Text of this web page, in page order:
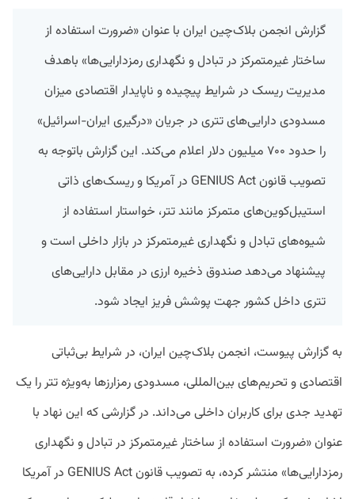
گزارش انجمن بلاک‌چین ایران با عنوان «ضرورت استفاده از
ساختار غیرمتمرکز در تبادل و نگهداری رمزدارایی‌ها» باهدف
مدیریت ریسک در شرایط پیچیده و ناپایدار اقتصادی میزان
مسدودی دارایی‌های تتری در جریان «درگیری ایران-اسرائیل»
را حدود ۷۰۰ میلیون دلار اعلام می‌کند. این گزارش باتوجه به
تصویب قانون GENIUS Act در آمریکا و ریسک‌های ذاتی
استیبل‌کوین‌های متمرکز مانند تتر، خواستار استفاده از
شیوه‌های تبادل و نگهداری غیرمتمرکز در بازار داخلی است و
پیشنهاد می‌دهد صندوق ذخیره ارزی در مقابل دارایی‌های
تتری داخل کشور جهت پوشش فریز ایجاد شود.
به گزارش پیوست، انجمن بلاک‌چین ایران، در شرایط بی‌ثباتی
اقتصادی و تحریم‌های بین‌المللی، مسدودی رمزارزها به‌ویژه تتر را یک
تهدید جدی برای کاربران داخلی می‌داند. در گزارشی که این نهاد با
عنوان «ضرورت استفاده از ساختار غیرمتمرکز در تبادل و نگهداری
رمزدارایی‌ها» منتشر کرده، به تصویب قانون GENIUS Act در آمریکا